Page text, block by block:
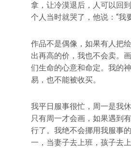
拿，让冷漠退后，人可以回
个人当时就哭了，他说：“我
作品不是偶像，如果有人把
出再高的价，我也不会卖。
们生命的心意和命定。我的
易，也不能被收买。
我平日服事很忙，周一是我
只有周一才会画，如果遇到
行了。我绝不会挪用我服事
一，当妻子去上班，孩子去